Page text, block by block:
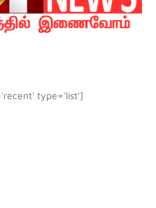
type='list']